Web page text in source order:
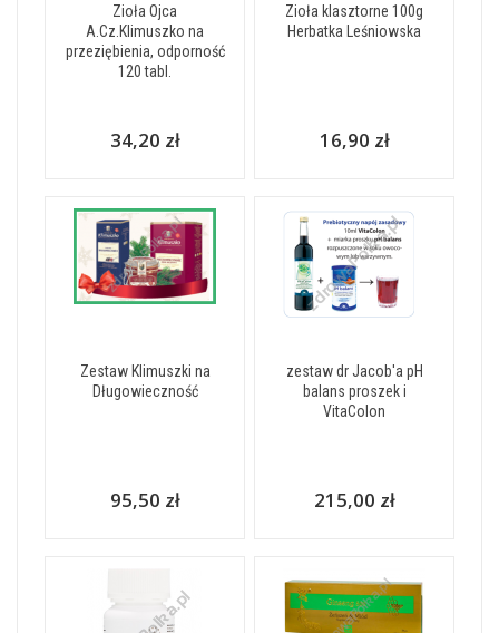
Zioła Ojca
A.Cz.Klimuszko na
przeziębienia, odporność
120 tabl.
34,20 zł
Zioła klasztorne 100g
Herbatka Leśniowska
16,90 zł
Zestaw Klimuszki na
Długowieczność
95,50 zł
zestaw dr Jacob'a pH
balans proszek i
VitaColon
215,00 zł